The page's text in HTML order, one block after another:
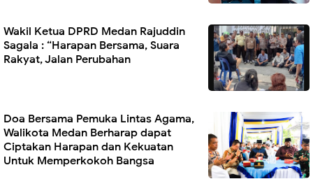
Wakil Ketua DPRD Medan Rajuddin
Sagala : “Harapan Bersama, Suara
Rakyat, Jalan Perubahan
Doa Bersama Pemuka Lintas Agama,
Walikota Medan Berharap dapat
Ciptakan Harapan dan Kekuatan
Untuk Memperkokoh Bangsa